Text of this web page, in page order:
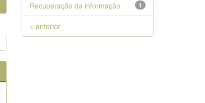
1
Recuperação da informação
< anterior